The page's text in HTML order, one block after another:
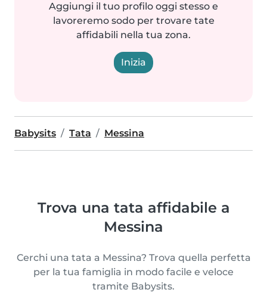
Aggiungi il tuo profilo oggi stesso e
lavoreremo sodo per trovare tate
affidabili nella tua zona.
Inizia
Babysits Tata Messina
Trova una tata affidabile a
Messina
Cerchi una tata a Messina? Trova quella perfetta
per la tua famiglia in modo facile e veloce
tramite Babysits.